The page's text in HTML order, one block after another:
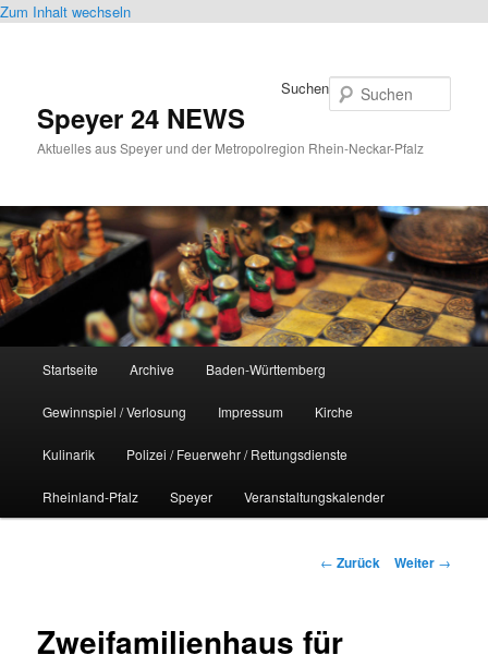
Zum Inhalt wechseln
Speyer 24 NEWS
Aktuelles aus Speyer und der Metropolregion Rhein-Neckar-Pfalz
Suchen
Startseite Archive Baden-Württemberg
Gewinnspiel / Verlosung Impressum Kirche
Kulinarik Polizei / Feuerwehr / Rettungsdienste
Rheinland-Pfalz Speyer Veranstaltungskalender
Beitrags-
← Zurück Weiter →
Zweifamilienhaus für